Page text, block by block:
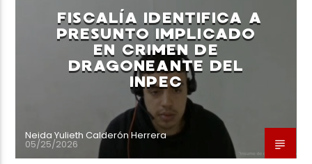
FISCALÍA IDENTIFICA A
PRESUNTO IMPLICADO
EN CRIMEN DE
DRAGONEANTE DEL
INPEC
Neida Yulieth Calderón Herrera
05/25/2026